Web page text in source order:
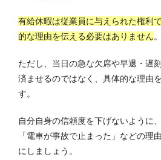
有給休暇は従業員に与えられた権利
的な理由を伝える必要はありません。
ただし、当日の急な欠席や早退・遅
済ませるのではなく、具体的な理由
す。
自分自身の信頼度を下げないように
「電車が事故で止まった」などの理
にしましょう。